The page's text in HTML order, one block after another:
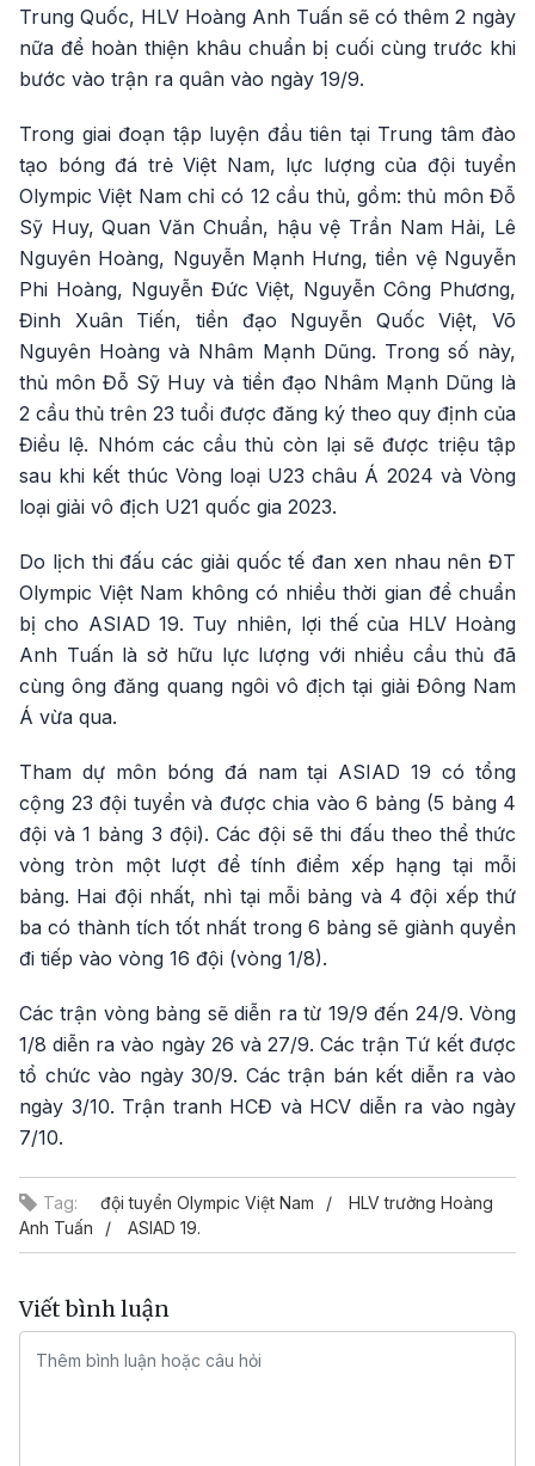
Trung Quốc, HLV Hoàng Anh Tuấn sẽ có thêm 2 ngày
nữa để hoàn thiện khâu chuẩn bị cuối cùng trước khi
bước vào trận ra quân vào ngày 19/9.
Trong giai đoạn tập luyện đầu tiên tại Trung tâm đào
tạo bóng đá trẻ Việt Nam, lực lượng của đội tuyển
Olympic Việt Nam chỉ có 12 cầu thủ, gồm: thủ môn Đỗ
Sỹ Huy, Quan Văn Chuẩn, hậu vệ Trần Nam Hải, Lê
Nguyên Hoàng, Nguyễn Mạnh Hưng, tiền vệ Nguyễn
Phi Hoàng, Nguyễn Đức Việt, Nguyễn Công Phương,
Đinh Xuân Tiến, tiền đạo Nguyễn Quốc Việt, Võ
Nguyên Hoàng và Nhâm Mạnh Dũng. Trong số này,
thủ môn Đỗ Sỹ Huy và tiền đạo Nhâm Mạnh Dũng là
2 cầu thủ trên 23 tuổi được đăng ký theo quy định của
Điều lệ. Nhóm các cầu thủ còn lại sẽ được triệu tập
sau khi kết thúc Vòng loại U23 châu Á 2024 và Vòng
loại giải vô địch U21 quốc gia 2023.
Do lịch thi đấu các giải quốc tế đan xen nhau nên ĐT
Olympic Việt Nam không có nhiều thời gian để chuẩn
bị cho ASIAD 19. Tuy nhiên, lợi thế của HLV Hoàng
Anh Tuấn là sở hữu lực lượng với nhiều cầu thủ đã
cùng ông đăng quang ngôi vô địch tại giải Đông Nam
Á vừa qua.
Tham dự môn bóng đá nam tại ASIAD 19 có tổng
cộng 23 đội tuyển và được chia vào 6 bảng (5 bảng 4
đội và 1 bảng 3 đội). Các đội sẽ thi đấu theo thể thức
vòng tròn một lượt để tính điểm xếp hạng tại mỗi
bảng. Hai đội nhất, nhì tại mỗi bảng và 4 đội xếp thứ
ba có thành tích tốt nhất trong 6 bảng sẽ giành quyền
đi tiếp vào vòng 16 đội (vòng 1/8).
Các trận vòng bảng sẽ diễn ra từ 19/9 đến 24/9. Vòng
1/8 diễn ra vào ngày 26 và 27/9. Các trận Tứ kết được
tổ chức vào ngày 30/9. Các trận bán kết diễn ra vào
ngày 3/10. Trận tranh HCĐ và HCV diễn ra vào ngày
7/10.
Tag: đội tuyển Olympic Việt Nam
HLV trưởng Hoàng
Anh Tuấn
ASIAD 19.
Viết bình luận